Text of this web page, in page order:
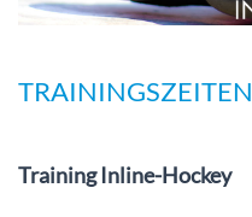
TRAININGSZEITEN
Training Inline-Hockey